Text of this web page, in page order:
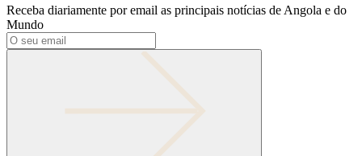
Receba diariamente por email as principais notícias de Angola e do
Mundo